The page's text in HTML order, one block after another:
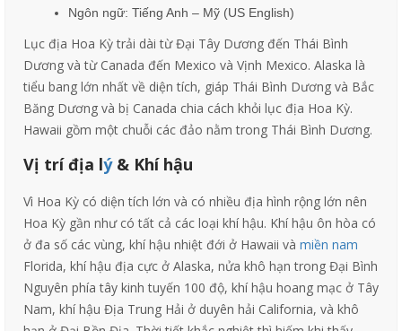
Ngôn ngữ: Tiếng Anh – Mỹ (US English)
Lục địa Hoa Kỳ trải dài từ Đại Tây Dương đến Thái Bình
Dương và từ Canada đến Mexico và Vịnh Mexico. Alaska là
tiểu bang lớn nhất về diện tích, giáp Thái Bình Dương và Bắc
Băng Dương và bị Canada chia cách khỏi lục địa Hoa Kỳ.
Hawaii gồm một chuỗi các đảo nằm trong Thái Bình Dương.
Vị trí địa lý& Khí hậu
Vì Hoa Kỳ có diện tích lớn và có nhiều địa hình rộng lớn nên
Hoa Kỳ gần như có tất cả các loại khí hậu. Khí hậu ôn hòa có
ở đa số các vùng, khí hậu nhiệt đới ở Hawaii và miền nam
Florida, khí hậu địa cực ở Alaska, nửa khô hạn trong Đại Bình
Nguyên phía tây kinh tuyến 100 độ, khí hậu hoang mạc ở Tây
Nam, khí hậu Địa Trung Hải ở duyên hải California, và khô